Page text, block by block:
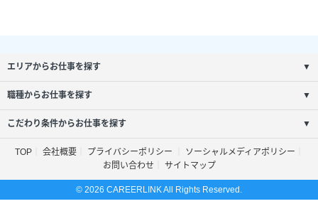
エリアからお仕事を探す ▼
職種からお仕事を探す ▼
こだわり条件からお仕事を探す ▼
TOP 会社概要 プライバシーポリシー
ソーシャルメディアポリシー
お問い合わせ
サイトマップ
© 2026 CAREERLINK All Rights Reserved.